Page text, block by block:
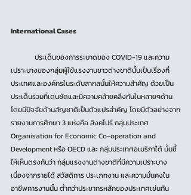
International Cases
เปราะบางของกลุ่มผู้ใช้แรงงานชาวต่างชาตินั้นเป็นเรื่องที่
ประเทศและองค์กรในระดับสากลนั้นให้ความสำคัญ ด้วยเป็น
ประเด็นร่วมที่เด่นชัดและมีความคล้ายคลึงกันในหลายๆด้าน
โดยมีปัจจัยด้านสัญชาติเป็นตัวแปรสำคัญ โดยมีตัวอย่างจาก
รายงานการศึกษา 3 แห่งคือ สิงคโปร์ กลุ่มประเทศ
Organisation for Economic Co-operation and
Development หรือ OECD และ กลุ่มประเทศอเมริกาใต้ นั้นชี้
ให้เห็นตรงกันว่า กลุ่มแรงงานต่างชาติที่มีความเปราะบาง
เนื่องจากรายได้ สวัสดิการ ประเภทงาน และความมั่นคงใน
อาชีพการงานนั้น ต่ำกว่าประชากรหลักของประเทศเช่นกัน